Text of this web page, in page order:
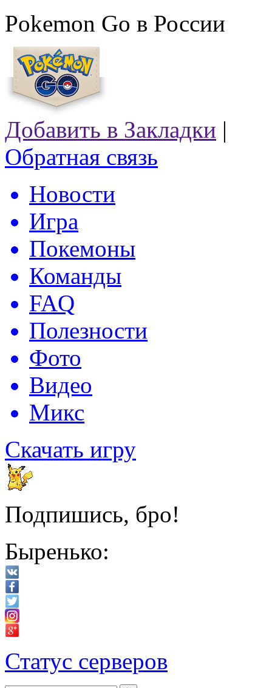
Pokemon Go в России
Добавить в Закладки |
Обратная связь
Новости
Игра
Покемоны
Команды
FAQ
Полезности
Фото
Видео
Микс
Скачать игру
Подпишись, бро!
Быренько:
Статус серверов